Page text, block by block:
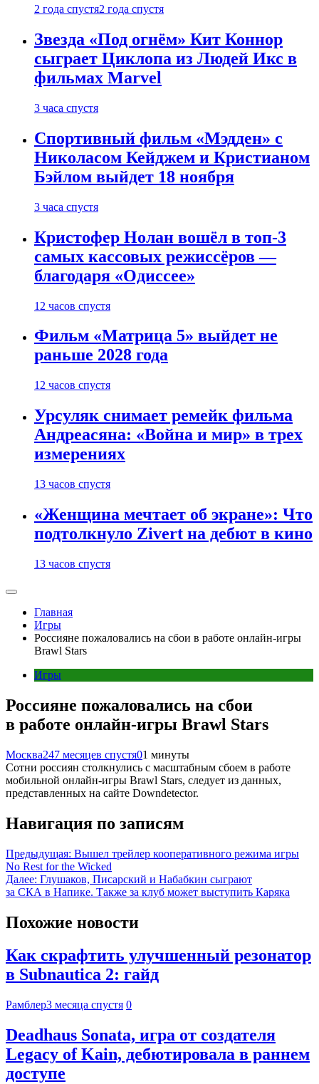
2 года спустя2 года спустя
Звезда «Под огнём» Кит Коннор
сыграет Циклопа из Людей Икс в
фильмах Marvel
3 часа спустя
Спортивный фильм «Мэдден» с
Николасом Кейджем и Кристианом
Бэйлом выйдет 18 ноября
3 часа спустя
Кристофер Нолан вошёл в топ-3
самых кассовых режиссёров —
благодаря «Одиссее»
12 часов спустя
Фильм «Матрица 5» выйдет не
раньше 2028 года
12 часов спустя
Урсуляк снимает ремейк фильма
Андреасяна: «Война и мир» в трех
измерениях
13 часов спустя
«Женщина мечтает об экране»: Что
подтолкнуло Zivert на дебют в кино
13 часов спустя
Главная
Игры
Россияне пожаловались на сбои в работе онлайн-игры
Brawl Stars
Игры
Россияне пожаловались на сбои
в работе онлайн-игры Brawl Stars
Москва247 месяцев спустя01 минуты
Сотни россиян столкнулись с масштабным сбоем в работе
мобильной онлайн-игры Brawl Stars, следует из данных,
представленных на сайте Downdetector.
Навигация по записям
Предыдущая: Вышел трейлер кооперативного режима игры
No Rest for the Wicked
Далее: Глушаков, Писарский и Набабкин сыграют
за СКА в Напике. Также за клуб может выступить Каряка
Похожие новости
Как скрафтить улучшенный резонатор
в Subnautica 2: гайд
Рамблер3 месяца спустя 0
Deadhaus Sonata, игра от создателя
Legacy of Kain, дебютировала в раннем
доступе